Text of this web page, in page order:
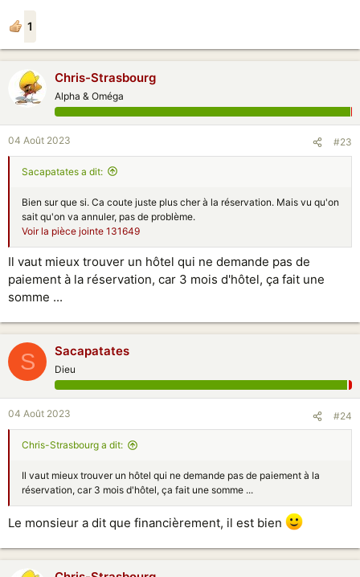
1
Chris-Strasbourg
Alpha & Oméga
04 Août 2023 #23
Sacapatates a dit:
Bien sur que si. Ca coute juste plus cher à la réservation. Mais vu qu'on
sait qu'on va annuler, pas de problème.
Voir la pièce jointe 131649
Il vaut mieux trouver un hôtel qui ne demande pas de
paiement à la réservation, car 3 mois d'hôtel, ça fait une
somme ...
S Sacapatates
Dieu
04 Août 2023 #24
Chris-Strasbourg a dit:
Il vaut mieux trouver un hôtel qui ne demande pas de paiement à la
réservation, car 3 mois d'hôtel, ça fait une somme ...
Le monsieur a dit que financièrement, il est bien